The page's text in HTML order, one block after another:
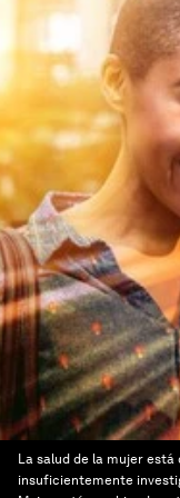
La salud de la mujer
insuficientemente